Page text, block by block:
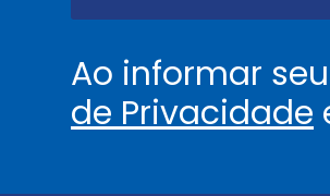
Ao informar
de Privacidade